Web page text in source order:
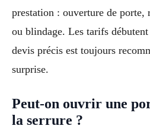
prestation : ouverture de porte,
ou blindage. Les tarifs
devis précis est toujours
surprise.
Peut-on ouvrir une
la serrure ?